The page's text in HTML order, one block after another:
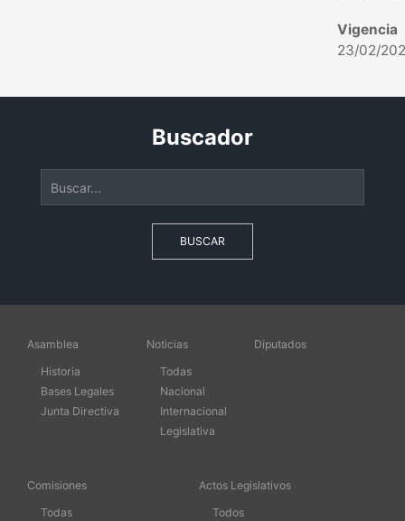
Vigencia
23/02/
Buscador
BUSCAR
Asamblea
Historia
Bases Legales
Junta Directiva
Noticias
Todas
Nacional
Internacional
Legislativa
Diputados
Comisiones
Todas
Actos Legislativos
Todos